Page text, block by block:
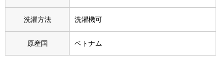
その他
洗濯方法 洗濯機可
原産国 ベトナム